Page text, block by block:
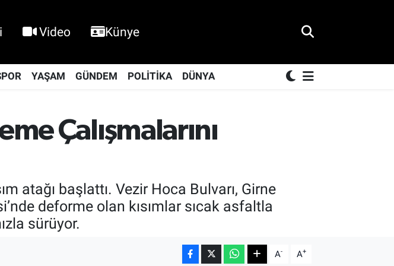
Video Künye
YAŞAM GÜNDEM POLİTİKA DÜNYA
Çalışmalarını
atağı başlattı. Vezir Hoca Bulvarı, Girne
deforme olan kısımlar sıcak asfaltla
sürüyor.
A- A+